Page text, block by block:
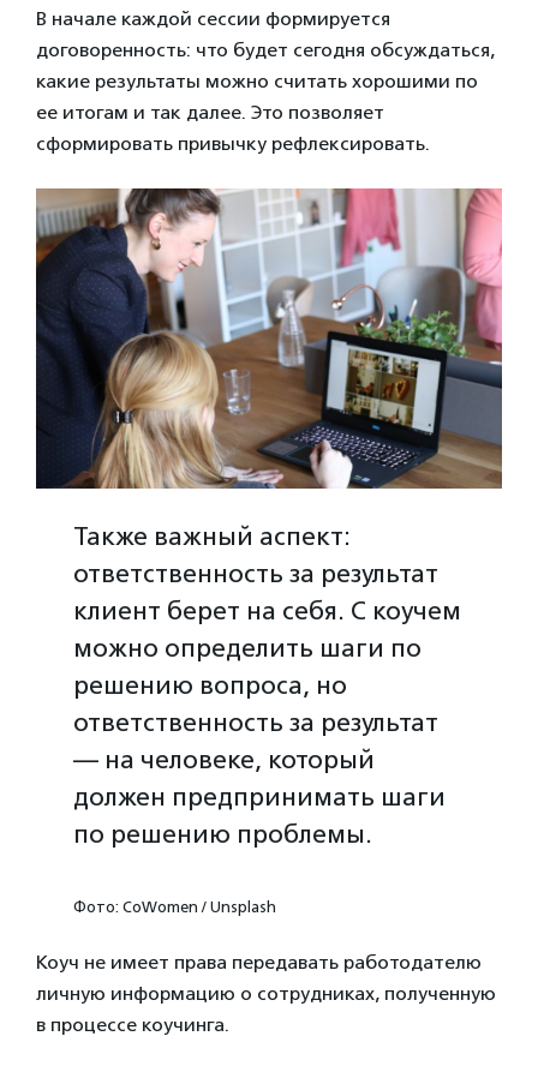
В начале каждой сессии формируется
договоренность: что будет сегодня обсуждаться,
какие результаты можно считать хорошими по
ее итогам и так далее. Это позволяет
сформировать привычку рефлексировать.
Также важный аспект:
ответственность за результат
клиент берет на себя. С коучем
можно определить шаги по
решению вопроса, но
ответственность за результат
— на человеке, который
должен предпринимать шаги
по решению проблемы.
Фото: CoWomen / Unsplash
Коуч не имеет права передавать работодателю
личную информацию о сотрудниках, полученную
в процессе коучинга.